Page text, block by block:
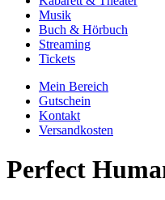
Musik
Buch & Hörbuch
Streaming
Tickets
Mein Bereich
Gutschein
Kontakt
Versandkosten
Perfect